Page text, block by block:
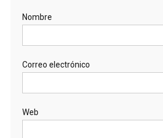
Nombre
Correo electrónico
Web